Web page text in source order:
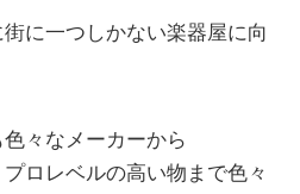
に一つしかない楽器屋に向
々なメーカーから
ロレベルの高い物まで色々